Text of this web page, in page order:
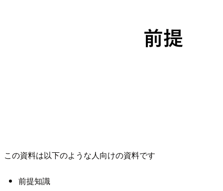
この資料は以下のような人向けの資料です
前提知識